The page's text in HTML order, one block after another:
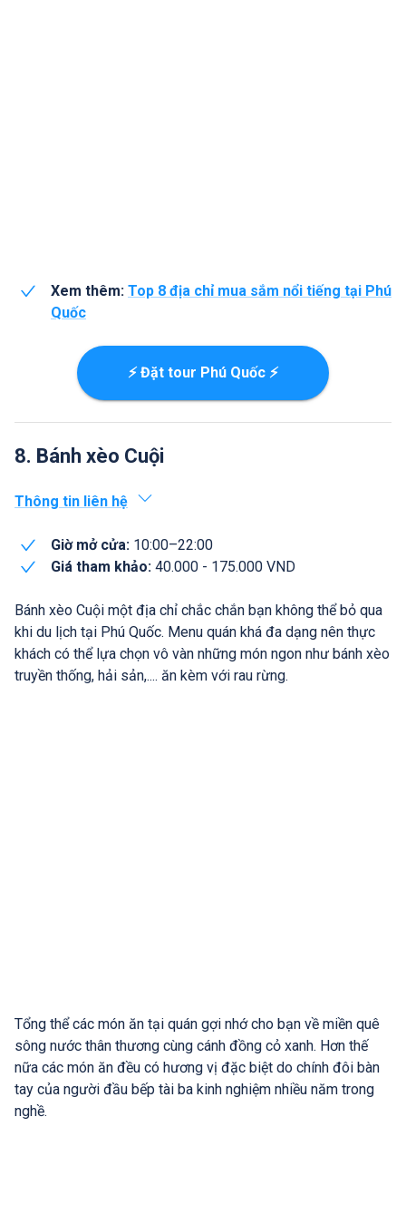
Xem thêm: Top 8 địa chỉ mua sắm nổi tiếng tại Phú
Quốc
⚡ Đặt tour Phú Quốc ⚡
8. Bánh xèo Cuội
Thông tin liên hệ
Giờ mở cửa: 10:00–22:00
Giá tham khảo: 40.000 - 175.000 VND
Bánh xèo Cuội một địa chỉ chắc chắn bạn không thể bỏ qua
khi du lịch tại Phú Quốc. Menu quán khá đa dạng nên thực
khách có thể lựa chọn vô vàn những món ngon như bánh xèo
truyền thống, hải sản,.... ăn kèm với rau rừng.
Tổng thể các món ăn tại quán gợi nhớ cho bạn về miền quê
sông nước thân thương cùng cánh đồng cỏ xanh. Hơn thế
nữa các món ăn đều có hương vị đặc biệt do chính đôi bàn
tay của người đầu bếp tài ba kinh nghiệm nhiều năm trong
nghề.